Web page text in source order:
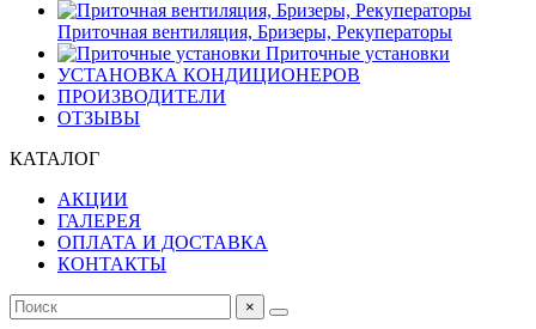
Приточная вентиляция, Бризеры, Рекуператоры
Приточные установки
УСТАНОВКА КОНДИЦИОНЕРОВ
ПРОИЗВОДИТЕЛИ
ОТЗЫВЫ
КАТАЛОГ
АКЦИИ
ГАЛЕРЕЯ
ОПЛАТА И ДОСТАВКА
КОНТАКТЫ
×